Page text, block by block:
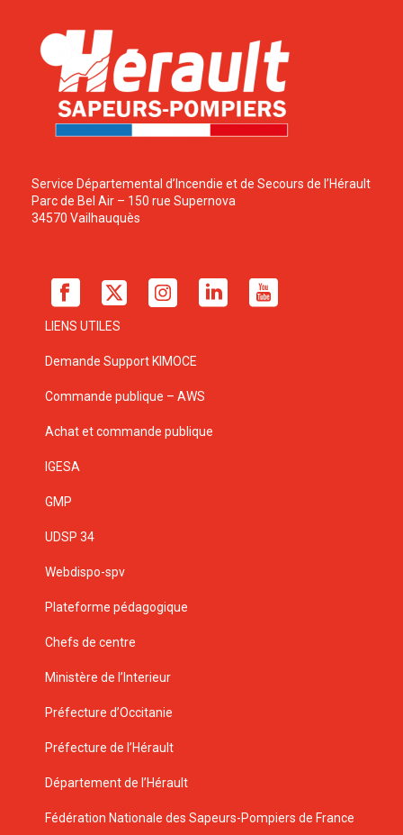
Service Départemental d’Incendie et de Secours de l’Hérault
Parc de Bel Air – 150 rue Supernova
34570 Vailhauquès
LIENS UTILES
Demande Support KIMOCE
Commande publique – AWS
Achat et commande publique
IGESA
GMP
UDSP 34
Webdispo-spv
Plateforme pédagogique
Chefs de centre
Ministère de l’Interieur
Préfecture d’Occitanie
Préfecture de l’Hérault
Département de l’Hérault
Fédération Nationale des Sapeurs-Pompiers de France